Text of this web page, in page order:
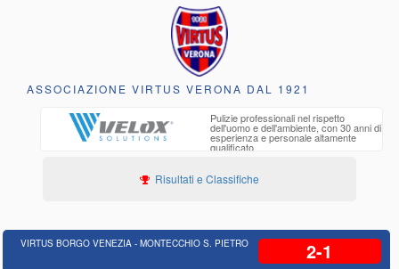
ASSOCIAZIONE VIRTUS VERONA DAL 1921
Pulizie professionali nel rispetto
dell'uomo e dell'ambiente, con 30 anni di
esperienza e personale altamente
qualificato
Risultati e Classifiche
VIRTUS BORGO VENEZIA - MONTECCHIO S. PIETRO 2-1